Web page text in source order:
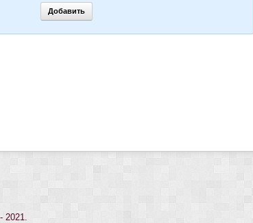
2021.